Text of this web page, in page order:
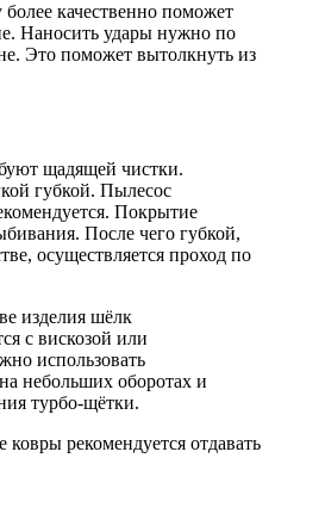
качественно поможет
Наносить удары нужно по
Это поможет вытолкнуть из
щадящей чистки.
губкой. Пылесос
Покрытие
После чего губкой,
осуществляется проход по
изделия шёлк
с вискозой или
использовать
небольших оборотах и
турбо-щётки.
ковры рекомендуется отдавать